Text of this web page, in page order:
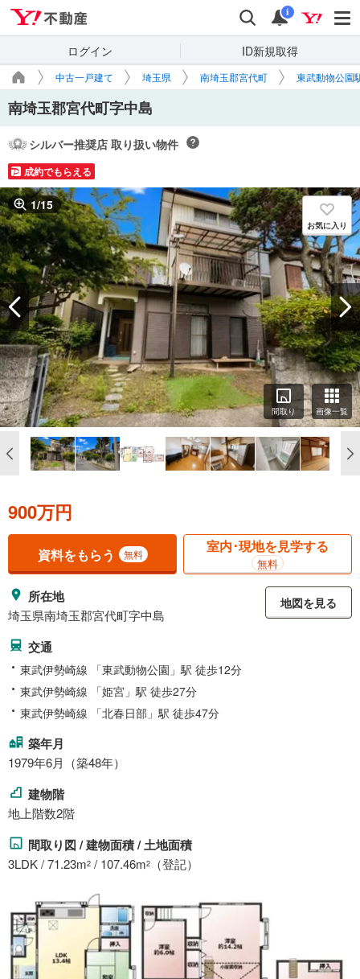
検索 通知
i
ログイン ID新規取得
中古一戸建て 埼玉県 南埼玉郡宮代町 東武動物公園
南埼玉郡宮代町字中島
シルバー推奨店 取り扱い物件
成約でもらえる
1/15
お気に入り
間取り 画像一覧
900万円
資料をもらう 無料 室内･現地を見学する
無料
所在地
埼玉県南埼玉郡宮代町字中島
地図を見る
交通
東武伊勢崎線 「東武動物公園」駅 徒歩12分
東武伊勢崎線 「姫宮」駅 徒歩27分
東武伊勢崎線 「北春日部」駅 徒歩47分
築年月
1979年6月（築48年）
建物階
地上階数2階
間取り図 / 建物面積 / 土地面積
3LDK / 71.23m2 / 107.46m2 （登記）